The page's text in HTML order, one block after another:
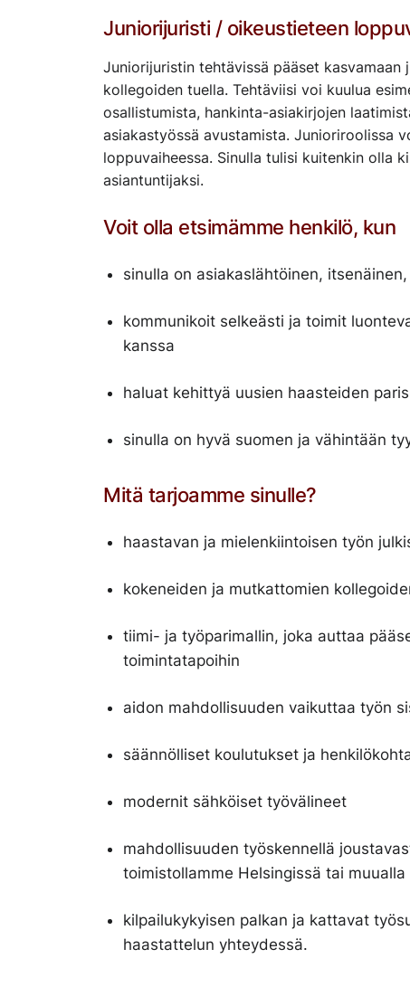
Juniorijuristi / oikeustieteen
Juniorijuristin tehtävissä pääset
kollegoiden tuella. Tehtäviisi voi kuulua
osallistumista, hankinta-asiakirjojen
asiakastyössä avustamista. Junioriroolissa
loppuvaiheessa. Sinulla tulisi kuitenkin olla
asiantuntijaksi.
Voit olla etsimämme henkilö, kun
sinulla on asiakaslähtöinen,
kommunikoit selkeästi ja toimit
kanssa
haluat kehittyä uusien haasteiden
sinulla on hyvä suomen ja vähintään
Mitä tarjoamme sinulle?
haastavan ja mielenkiintoisen työn
kokeneiden ja mutkattomien
tiimi- ja työparimallin, joka auttaa
toimintatapoihin
aidon mahdollisuuden vaikuttaa työn
säännölliset koulutukset ja
modernit sähköiset työvälineet
mahdollisuuden työskennellä
toimistollamme Helsingissä tai muualla
kilpailukykyisen palkan ja kattavat
haastattelun yhteydessä.